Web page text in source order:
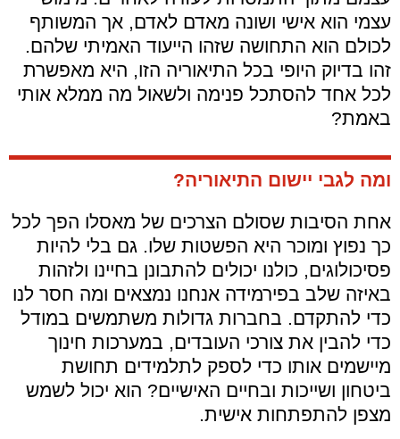
עצמי הוא אישי ושונה מאדם לאדם, אך המשותף
לכולם הוא התחושה שזהו הייעוד האמיתי שלהם.
זהו בדיוק היופי בכל התיאוריה הזו, היא מאפשרת
לכל אחד להסתכל פנימה ולשאול מה ממלא אותי
באמת?
ומה לגבי יישום התיאוריה?
אחת הסיבות שסולם הצרכים של מאסלו הפך לכל
כך נפוץ ומוכר היא הפשטות שלו. גם בלי להיות
פסיכולוגים, כולנו יכולים להתבונן בחיינו ולזהות
באיזה שלב בפירמידה אנחנו נמצאים ומה חסר לנו
כדי להתקדם. בחברות גדולות משתמשים במודל
כדי להבין את צורכי העובדים, במערכות חינוך
מיישמים אותו כדי לספק לתלמידים תחושת
ביטחון ושייכות ובחיים האישיים? הוא יכול לשמש
מצפן להתפתחות אישית.